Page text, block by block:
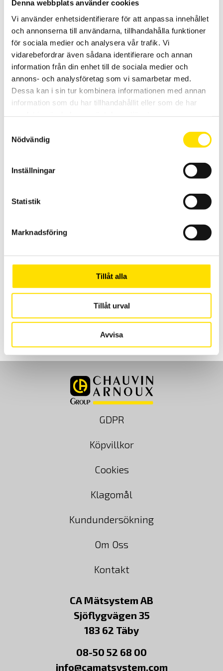
Denna webbplats använder cookies
Vi använder enhetsidentifierare för att anpassa innehållet
och annonserna till användarna, tillhandahålla funktioner
för sociala medier och analysera vår trafik. Vi
vidarebefordrar även sådana identifierare och annan
information från din enhet till de sociala medier och
annons- och analysföretag som vi samarbetar med.
Dessa kan i sin tur kombinera informationen med annan
information som du har tillhandahållit eller som de har
Nödvändig
Inställningar
Statistik
Marknadsföring
Tillåt alla
Tillåt urval
Avvisa
CA6471 Jord-, sling- & markresistivitetsbrygga
Optimal vid nysättning av jordtag och underhållskontroll
av referensjordtag. Selektivmätning för mätning på jordbockar samt
markresistivitets-, kontinutetsmätning och minne.
CA 6472 Jordbrygga högfrekvensmetoden
CA6472 har selektivmätning för kontroll av enskilt jordtag under
stegspänningstest- och kontinutetsmätning samt minne. Med
högfrekvensmetoden görs en svepning av jordtaget med olika
frekvenser mellan 41...5078 Hz. Det kan användas för att analysera
hur jordtaget uppför sig i händelse av ett blixtnedslag där upp till 70
% av energin finns i frekvensområdet upp till 5000 Hz.
GDPR
Köpvillkor
Cookies
Klagomål
Kundundersökning
Om Oss
Kontakt
CA Mätsystem AB
Sjöflygvägen 35
183 62 Täby
08-50 52 68 00
info@camatsystem.com